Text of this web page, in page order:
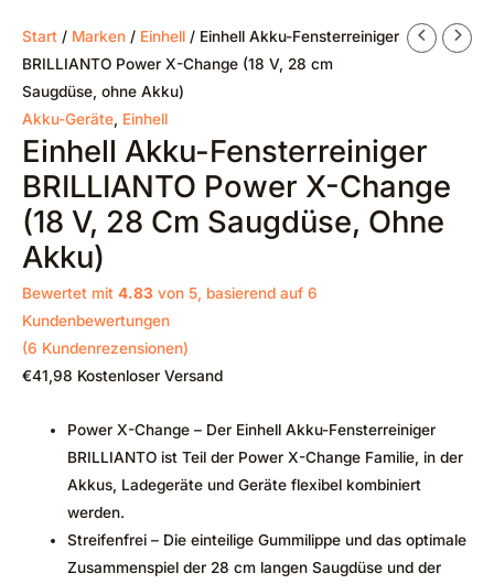
Start / Marken / Einhell / Einhell Akku-Fensterreiniger
BRILLIANTO Power X-Change (18 V, 28 cm
Saugdüse, ohne Akku)
Akku-Geräte Einhell
Einhell Akku-Fensterreiniger
BRILLIANTO Power X-Change
(18 V, 28 Cm Saugdüse, Ohne
Akku)
Bewertet mit 4.83 von 5, basierend auf 6
Kundenbewertungen
(6 Kundenrezensionen)
€41,98 Kostenloser Versand
Power X-Change – Der Einhell Akku-Fensterreiniger
BRILLIANTO ist Teil der Power X-Change Familie, in der
Akkus, Ladegeräte und Geräte flexibel kombiniert
werden.
Streifenfrei – Die einteilige Gummilippe und das optimale
Zusammenspiel der 28 cm langen Saugdüse und der